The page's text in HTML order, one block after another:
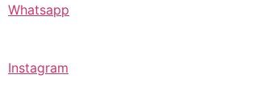
Whatsapp
Instagram